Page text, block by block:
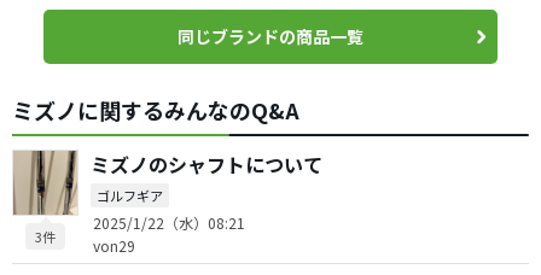
同じブランドの商品一覧
ミズノに関するみんなのQ&A
3件
ミズノのシャフトについて
ゴルフギア
2025/1/22（水）08:21
von29